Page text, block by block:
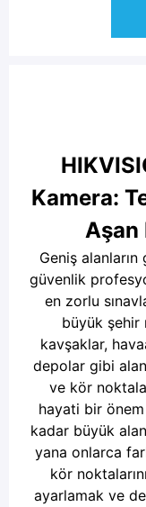
Kamera:
Aşan
Geniş
güvenlik
en zorlu
büyük şehir
kavşaklar,
depolar gibi
ve kör
hayati bir
kadar büyük
yana onlarca
kör
ayarlamak ve